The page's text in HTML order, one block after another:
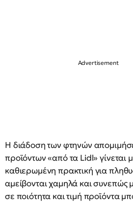
Η διάδοση των φτηνών
προϊόντων «από τα Lidl» γίνεται
καθιερωμένη πρακτική για
αμείβονται χαμηλά και συνεπώς
σε ποιότητα και τιμή προϊόντα